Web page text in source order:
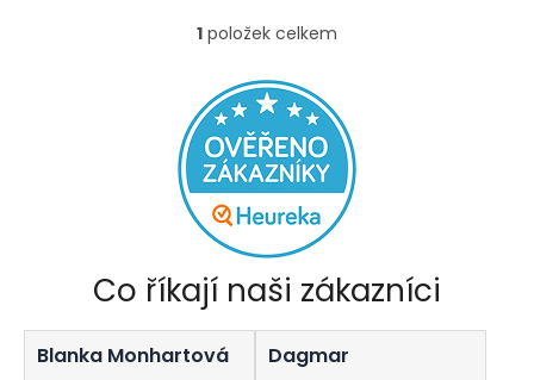
O
l
á
d
a
c
í
p
r
v
k
v
ý
1 položek celkem
Co říkají naši zákazníci
Blanka Monhartová
Dagmar